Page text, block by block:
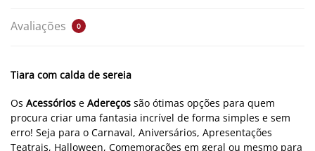
Avaliações 0
Tiara com calda de sereia
Os Acessórios e Adereços são ótimas opções para quem
procura criar uma fantasia incrível de forma simples e sem
erro! Seja para o Carnaval, Aniversários, Apresentações
Teatrais, Halloween, Comemorações em geral ou mesmo para